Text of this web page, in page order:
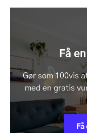
Få
Gør som 100vis
med en gratis